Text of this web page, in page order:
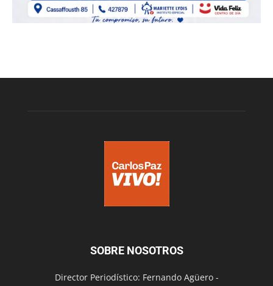
SOBRE NOSOTROS
Director Periodístico: Fernando Agüero -